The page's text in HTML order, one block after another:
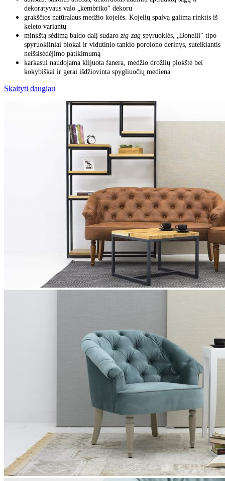
dekoratyvaus valo „kembriko“ dekoru
grakščios natūralaus medžio kojelės. Kojelių spalvą galima rinktis iš
keleto variantų
minkštą sėdimą baldo dalį sudaro zig-zag spyruoklės, „Bonelli“ tipo
spyruokliniai blokai ir vidutinio tankio porolono derinys, suteikiantis
neišsisėdėjimo patikimumą
karkasui naudojama klijuota fanera, medžio drožlių plokštė bei
kokybiškai ir gerai išdžiovinta spygliuočių mediena
Skaityti daugiau